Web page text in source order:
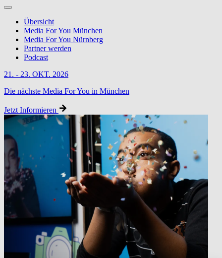
Übersicht
Media For You München
Media For You Nürnberg
Partner werden
Podcast
21. - 23. OKT. 2026
Die nächste Media For You in München
Jetzt Informieren